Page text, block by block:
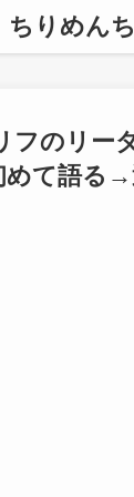
ちりめん
フのリー
めて語る